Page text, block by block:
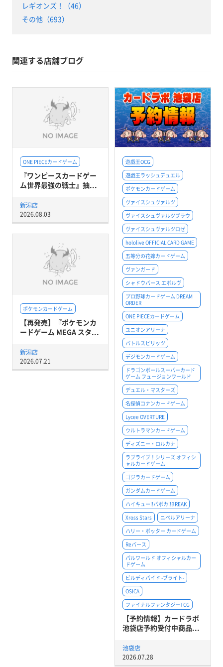
レギオンズ！（46）
その他（693）
関連する店舗ブログ
ONE PIECEカードゲーム
『ワンピースカードゲー
ム世界最強の戦士』抽...
新潟店
2026.08.03
遊戯王OCG
遊戯王ラッシュデュエル
ポケモンカードゲーム
ヴァイスシュヴァルツ
ヴァイスシュヴァルツブラウ
ヴァイスシュヴァルツロゼ
hololive OFFICIAL CARD GAME
五等分の花嫁カードゲーム
ヴァンガード
シャドウバース エボルヴ
プロ野球カードゲーム DREAM
ORDER
ONE PIECEカードゲーム
ユニオンアリーナ
バトルスピリッツ
デジモンカードゲーム
ドラゴンボールスーパーカード
ゲーム フュージョンワールド
デュエル・マスターズ
名探偵コナンカードゲーム
Lycee OVERTURE
ウルトラマンカードゲーム
ディズニー・ロルカナ
ラブライブ！シリーズ オフィシ
ャルカードゲーム
ゴジラカードゲーム
ガンダムカードゲーム
ハイキュー!!バボカ!!BREAK
Xross Stars
ニベルアリーナ
ハリー・ポッター カードゲーム
Reバース
パルワールド オフィシャルカー
ドゲーム
ビルディバイド -ブライト-
OSICA
ファイナルファンタジーTCG
【予約情報】カードラボ
池袋店予約受付中商品...
池袋店
2026.07.28
ポケモンカードゲーム
【再発売】『ポケモンカ
ードゲーム MEGA スタ...
新潟店
2026.07.21